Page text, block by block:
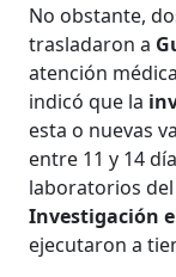
No obstante,
trasladaron a
atención
indicó que la
esta o nuevas
entre 11 y 14
laboratorios
Investigación
ejecutaron a